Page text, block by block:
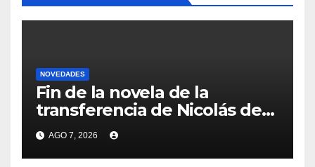
NOVEDADES
Fin de la novela de la
transferencia de Nicolás de
la Cruz a Peñarol: “La
operación no se podrá
concretar en este momento”
AGO 7, 2026